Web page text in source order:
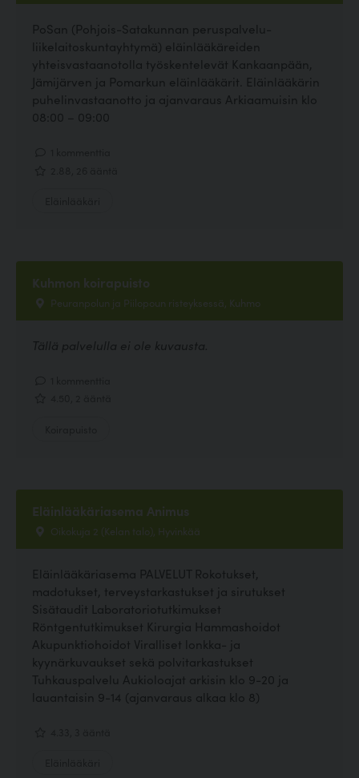
PoSan (Pohjois-Satakunnan peruspalvelu-
liikelaitoskuntayhtymä) eläinlääkäreiden
yhteisvastaanotolla työskentelevät Kankaanpään,
Jämijärven ja Pomarkun eläinlääkärit. Eläinlääkärin
puhelinvastaanotto ja ajanvaraus Arkiaamuisin klo
08:00 – 09:00
Kuhmon koirapuisto
Peuranpolun ja Piilopoun risteyksessä, Kuhmo
Tällä palvelulla ei ole kuvausta.
Eläinlääkäriasema Animus
Oikokuja 2 (Kelan talo), Hyvinkää
Eläinlääkäriasema PALVELUT Rokotukset,
madotukset, terveystarkastukset ja sirutukset
Sisätaudit Laboratoriotutkimukset
Röntgentutkimukset Kirurgia Hammashoidot
Akupunktiohoidot Viralliset lonkka- ja
kyynärkuvaukset sekä polvitarkastukset
Tuhkauspalvelu Aukioloajat arkisin klo 9-20 ja
lauantaisin 9-14 (ajanvaraus alkaa klo 8)